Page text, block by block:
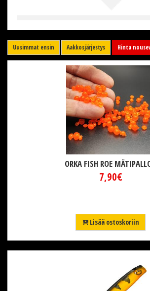
Uusimmat ensin Aakkosjärjestys Hinta
ORKA FISH ROE
7,90€
Lisää ostoskoriin